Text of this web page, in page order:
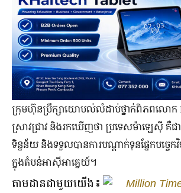
ក្រុមហ៊ុនប្រឹក្សាយោបល់លំដាប់ថ្នាក់ពិភពលោក
ស្រាវជ្រាវ និងរកឃើញថា ប្រទេសម៉ាឡេស៊ី គឺជ
ទិន្នន័យ និងទទួលបានការបណ្ដាក់ទុនផ្នែកបច្ចេក
ក្នុងតំបន់អាស៊ីអាគ្នេយ៍។
តាមដានជាមួយយើង៖ Million